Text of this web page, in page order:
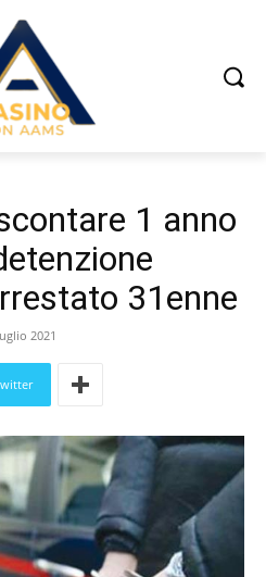
1 anno
31enne
2021